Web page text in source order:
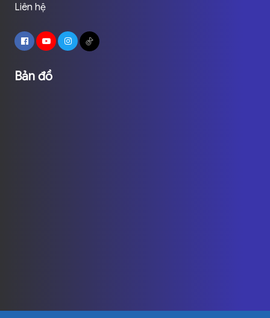
Liên hệ
Bản đồ